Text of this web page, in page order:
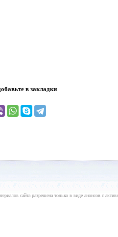
в закладки
сайта разрешена только в виде анонсов с